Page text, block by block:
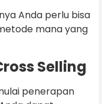
Anda perlu bisa
mana yang
Selling
penerapan